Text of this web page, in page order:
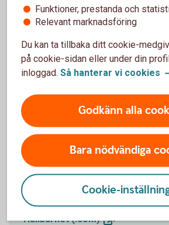
hållbarhetsarbetet en naturligare del
planering och utveckling.
Börja med några få områden, följ
vidare efter hand. Då blir det lättare
gör skillnad – för verksamheten och för
Swedbanks
Ramverk som strategier, policys,
åtaganden och mål i linje med
ansvarsfull bankverksamhet pekar
Hållbarhet(.com)
Funktioner, prestanda och
Relevant marknadsföring
Du kan ta tillbaka ditt cookie-
på cookie-sidan eller under din
inloggad. Så hanterar vi cookies
Godkänn alla
Bara nödvändiga
Cookie-